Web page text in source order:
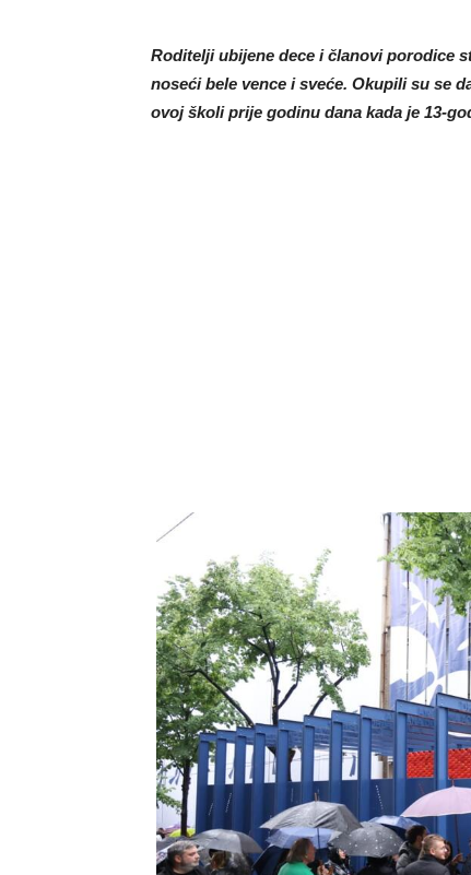
Roditelji ubijene dece i članovi porodice
noseći bele vence i sveće. Okupili su se
ovoj školi prije godinu dana kada je 13-